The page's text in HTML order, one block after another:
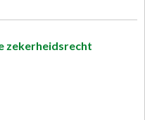
zekerheidsrecht